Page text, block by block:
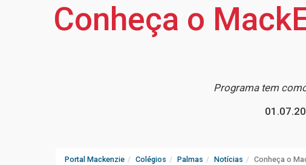
Conheça o
Programa tem
Portal Mackenzie Colégios Palmas Notícias Conheça o